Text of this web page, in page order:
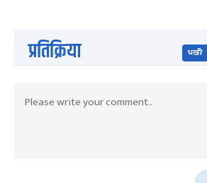
प्रतिक्रिया भर्खरै